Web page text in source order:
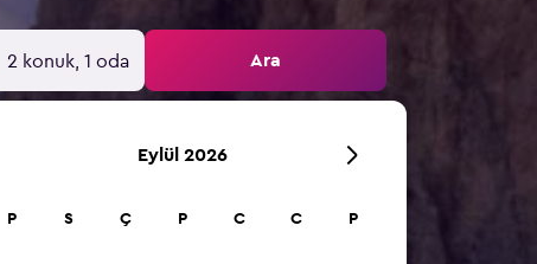
2 konuk, 1 oda Ara
Eylül 2026
P S Ç P C C P